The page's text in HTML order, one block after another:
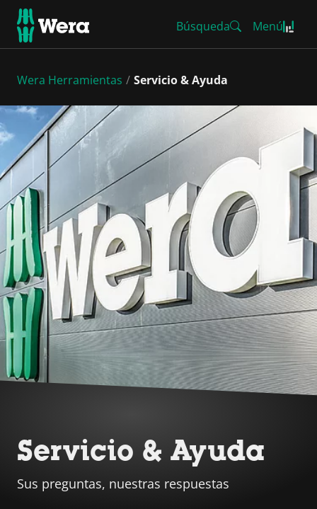
Búsqueda Menú
Wera Herramientas Servicio & Ayuda
Servicio & Ayuda
Sus preguntas, nuestras respuestas